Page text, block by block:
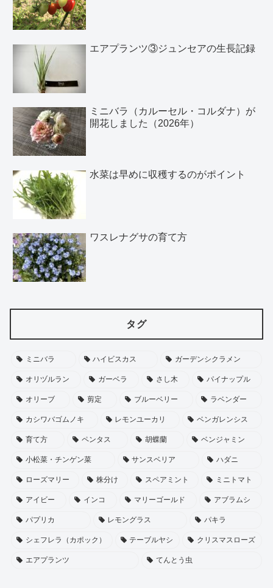
エアプランツ③ジュンセアの生長記録
ミニバラ（カルーセル・コルダナ）が
開花しました（2026年）
水菜は早めに収穫するのがポイント
ワスレナグサの育て方
タグ
ミニバラ ハイビスカス ガーデンシクラメン
オリヅルラン ガーベラ さし木 パイナップル
オリーブ 剪定 ブルーベリー ラベンダー
カシワバゴムノキ レモンユーカリ ベンガレンシス
育て方 ペンタス 胡蝶蘭 ベンジャミン
小松菜・チンゲン菜 サンスベリア ハダニ
ローズマリー 株分け スペアミント ミニトマト
アイビー インコ マリーゴールド アブラムシ
パプリカ レモングラス パキラ
シェフレラ（カポック） テーブルヤシ クリスマスローズ
エアプランツ てんとう虫